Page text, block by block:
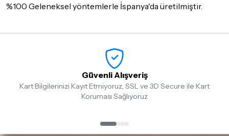
%100 Geleneksel yöntemlerle İspanya'da üretilmiştir.
Güvenli Alışveriş
Kart Bilgilerinizi Kayıt Etmiyoruz, SSL ve 3D Secure ile Kart
Koruması Sağlıyoruz